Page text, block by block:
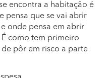
encontra a habitação é
pensa que se vai abrir
onde pensa em abrir
como tem primeiro
pôr em risco a parte